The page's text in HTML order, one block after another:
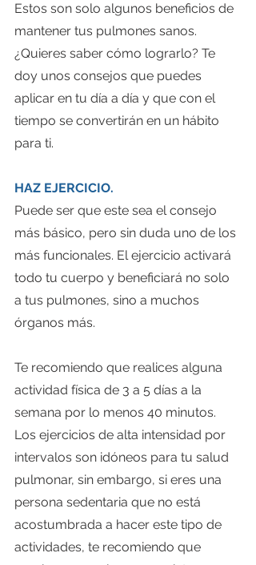
Estos son solo algunos beneficios de
mantener tus pulmones sanos.
¿Quieres saber cómo lograrlo? Te
doy unos consejos que puedes
aplicar en tu día a día y que con el
tiempo se convertirán en un hábito
para ti.
HAZ EJERCICIO.
Puede ser que este sea el consejo
más básico, pero sin duda uno de los
más funcionales. El ejercicio activará
todo tu cuerpo y beneficiará no solo
a tus pulmones, sino a muchos
órganos más.
Te recomiendo que realices alguna
actividad física de 3 a 5 días a la
semana por lo menos 40 minutos.
Los ejercicios de alta intensidad por
intervalos son idóneos para tu salud
pulmonar, sin embargo, si eres una
persona sedentaria que no está
acostumbrada a hacer este tipo de
actividades, te recomiendo que